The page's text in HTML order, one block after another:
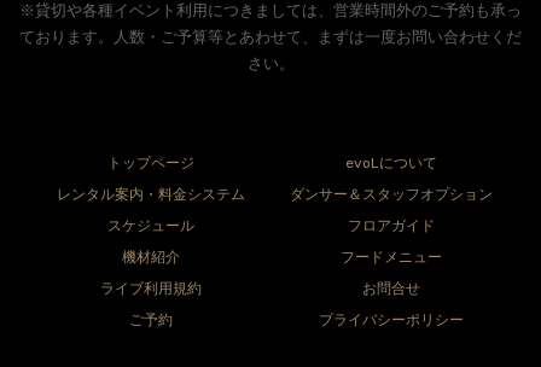
※貸切や各種イベント利用につきましては、営業時間外のご予約も承っ
ております。人数・ご予算等とあわせて、まずは一度お問い合わせくだ
さい。
トップページ
evoLについて
レンタル案内・料金システム
ダンサー＆スタッフオプション
スケジュール
フロアガイド
機材紹介
フードメニュー
ライブ利用規約
お問合せ
ご予約
プライバシーポリシー